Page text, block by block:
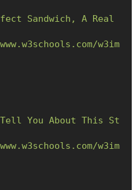
Sandwich, A Real
w3im
You About This St
w3im